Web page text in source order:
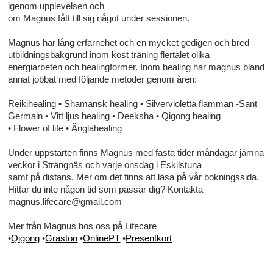
igenom upplevelsen och
om Magnus fått till sig något under sessionen.
Magnus har lång erfarnehet och en mycket gedigen och bred
utbildningsbakgrund inom kost träning flertalet olika
energiarbeten och healingformer. Inom healing har magnus bland
annat jobbat med följande metoder genom åren:
Reikihealing • Shamansk healing • Silvervioletta flamman -Sant
Germain • Vitt ljus healing • Deeksha • Qigong healing
• Flower of life • Änglahealing
Under uppstarten finns Magnus med fasta tider måndagar jämna
veckor i Strängnäs och varje onsdag i Eskilstuna
samt på distans. Mer om det finns att läsa på vår bokningssida.
Hittar du inte någon tid som passar dig? Kontakta
magnus.lifecare@gmail.com
Mer från Magnus hos oss på Lifecare
•Qigong •Graston •OnlinePT •Presentkort